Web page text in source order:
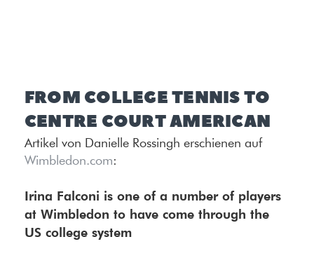
FROM COLLEGE TENNIS TO
CENTRE COURT AMERICAN
Artikel von Danielle Rossingh erschienen auf
Wimbledon.com:
Irina Falconi is one of a number of players
at Wimbledon to have come through the
US college system